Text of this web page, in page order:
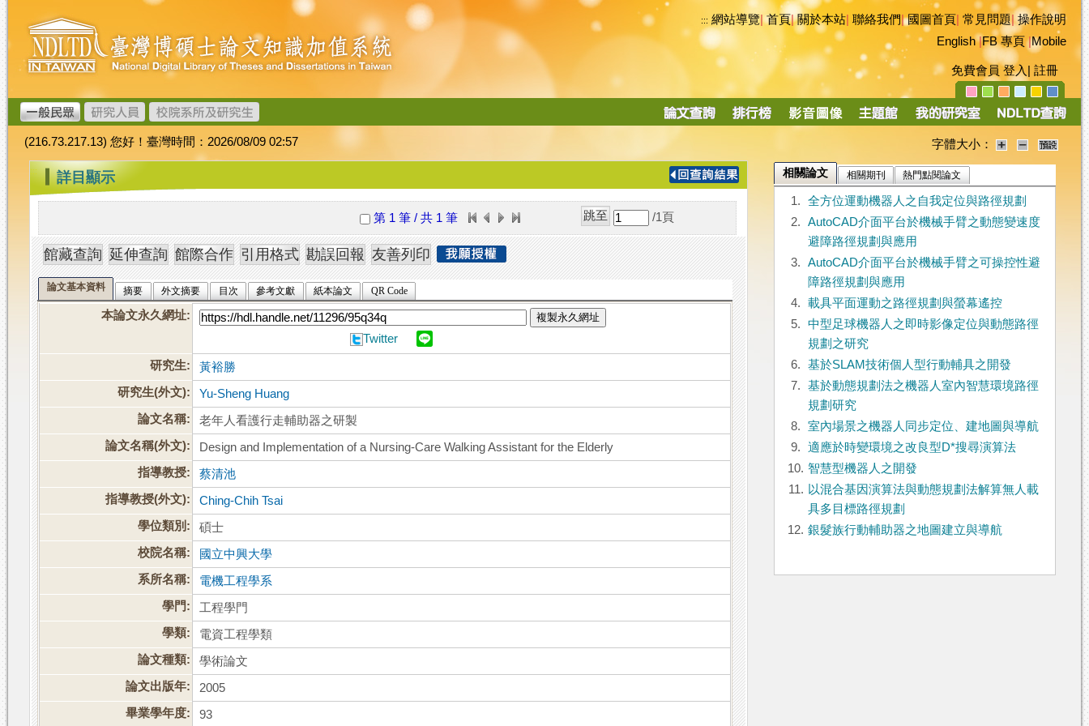
跳
到
主
要
內
容
臺
灣
博
碩
士
論
文
加
值
系
統
::: 網站導覽|首頁|關於本站 聯絡我們|國圖首頁 常見問題|操作說明
English|FB 專頁|Mobile
免費會員 登入 註冊
導
(216.73.217.13) 您好！臺灣時間：2026/08/09 02:57 字體大小：
::: 詳目顯示
第 1 筆 / 共 1 筆 /1 頁
論文基本資料 摘要 外文摘要 目次 參考文獻 紙本論文 QR Code
本論文永久網址: 複製永久網址
Twitter
研究生:
黃裕勝
研究生(外文):
Yu-Sheng Huang
論文名稱:
老年人看護行走輔助器之研製
論文名稱(外文):
Design and Implementation of a Nursing-Care Walking Assistant for the Elderly
指導教授:
蔡清池
指導教授(外文):
Ching-Chih Tsai
學位類別:
碩士
校院名稱:
國立中興大學
系所名稱:
電機工程學系
學門:
工程學門
學類:
電資工程學類
論文種類:
學術論文
論文出版年:
2005
畢業學年度:
93
相關論文 相關期刊 熱門點閱論文
1.
全方位運動機器人之自我定位與路徑規劃
2.
AutoCAD介面平台於機械手臂之動態變速度
避障路徑規劃與應用
3.
AutoCAD介面平台於機械手臂之可操控性避
障路徑規劃與應用
4.
載具平面運動之路徑規劃與螢幕遙控
5.
中型足球機器人之即時影像定位與動態路徑
規劃之研究
6.
基於SLAM技術個人型行動輔具之開發
7.
基於動態規劃法之機器人室內智慧環境路徑
規劃研究
8.
室內場景之機器人同步定位、建地圖與導航
9.
適應於時變環境之改良型D*搜尋演算法
10. 智慧型機器人之開發
11. 以混合基因演算法與動態規劃法解算無人載
具多目標路徑規劃
12. 銀髮族行動輔助器之地圖建立與導航